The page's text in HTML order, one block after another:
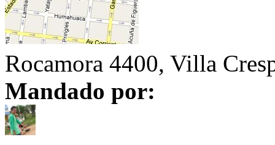
Rocamora 4400, Villa
Mandado por: